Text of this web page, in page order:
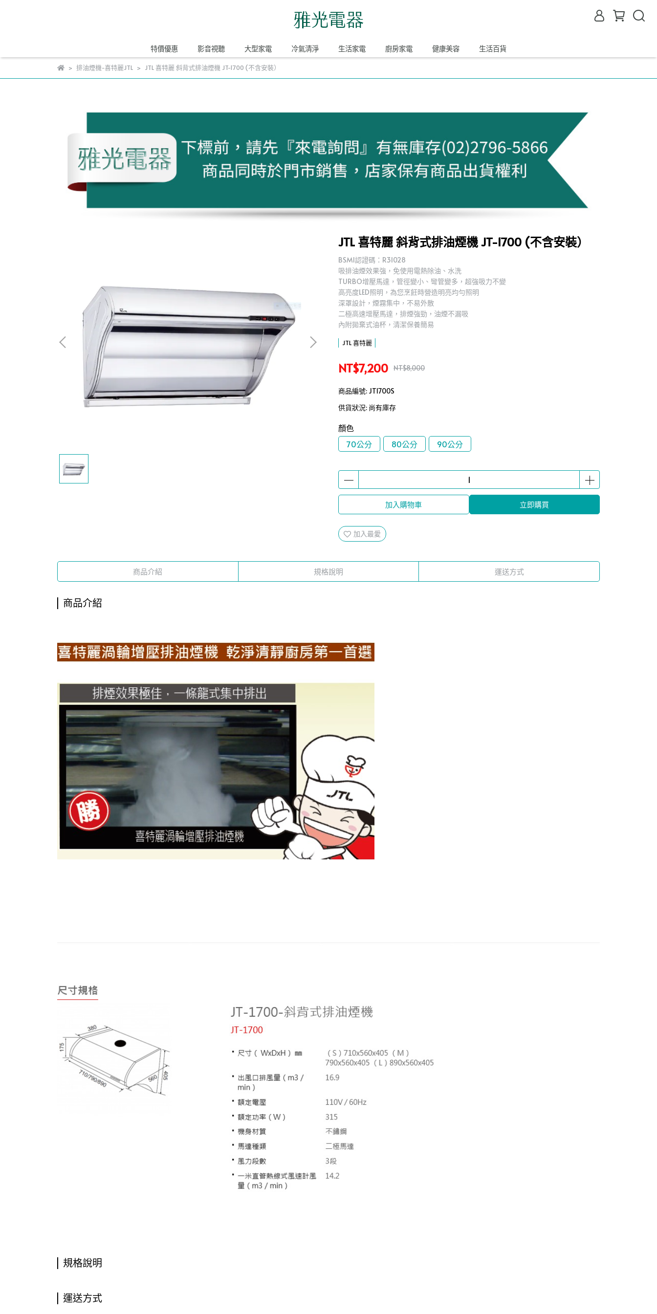
特價優惠 影音視聽 大型家電 冷氣清淨 生活家電 廚房家電 健康美容 生活百貨
排油煙機-喜特麗JTL JTL 喜特麗 斜背式排油煙機 JT-1700 (不含安裝）
JTL 喜特麗 斜背式排油煙機 JT-1700 (不含安裝）
BSMI認證碼：R31028
吸排油煙效果強，免使用電熱除油、水洗
TURBO增壓馬達，管徑變小、彎管變多，超強吸力不變
高亮度LED照明，為您烹飪時營造明亮均勻照明
深罩設計，煙霧集中，不易外散
二極高速增壓馬達，排煙強勁，油煙不漏吸
內附拋棄式油杯，清潔保養簡易
JTL 喜特麗
NT$7,200 NT$8,000
商品編號: JT1700S
供貨狀況: 尚有庫存
顏色
70公分
80公分 90公分
加入購物車 立即購買
加入最愛
商品介紹 規格說明 運送方式
商品介紹
規格說明
運送方式